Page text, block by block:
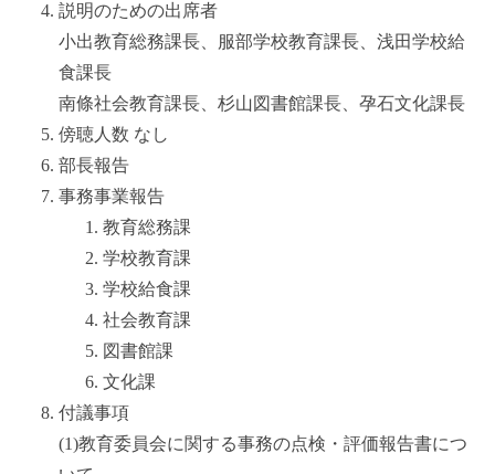
説明のための出席者
小出教育総務課長、服部学校教育課長、浅田学校給
食課長
南條社会教育課長、杉山図書館課長、孕石文化課長
傍聴人数 なし
部長報告
事務事業報告
教育総務課
学校教育課
学校給食課
社会教育課
図書館課
文化課
付議事項
(1)教育委員会に関する事務の点検・評価報告書につ